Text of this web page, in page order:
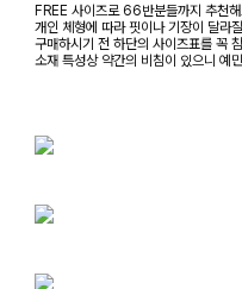
FREE 사이즈로 66반분들까지 추천
개인 체형에 따라 핏이나 기장이 달라
구매하시기 전 하단의 사이즈표를 꼭
소재 특성상 약간의 비침이 있으니 예